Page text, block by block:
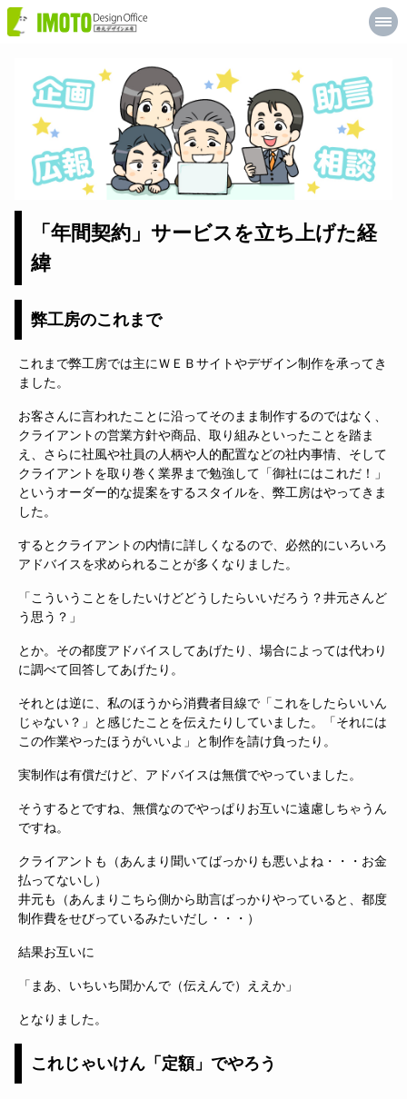
井
デ
「年間契約」サービスを立ち上げた経
緯
弊工房のこれまで
これまで弊工房では主にＷＥＢサイトやデザイン制作を承ってき
ました。
お客さんに言われたことに沿ってそのまま制作するのではなく、
クライアントの営業方針や商品、取り組みといったことを踏ま
え、さらに社風や社員の人柄や人的配置などの社内事情、そして
クライアントを取り巻く業界まで勉強して「御社にはこれだ！」
というオーダー的な提案をするスタイルを、弊工房はやってきま
した。
するとクライアントの内情に詳しくなるので、必然的にいろいろ
アドバイスを求められることが多くなりました。
「こういうことをしたいけどどうしたらいいだろう？井元さんど
う思う？」
とか。その都度アドバイスしてあげたり、場合によっては代わり
に調べて回答してあげたり。
それとは逆に、私のほうから消費者目線で「これをしたらいいん
じゃない？」と感じたことを伝えたりしていました。「それには
この作業やったほうがいいよ」と制作を請け負ったり。
実制作は有償だけど、アドバイスは無償でやっていました。
そうするとですね、無償なのでやっぱりお互いに遠慮しちゃうん
ですね。
クライアントも（あんまり聞いてばっかりも悪いよね・・・お金
払ってないし）
井元も（あんまりこちら側から助言ばっかりやっていると、都度
制作費をせびっているみたいだし・・・）
結果お互いに
「まあ、いちいち聞かんで（伝えんで）ええか」
となりました。
これじゃいけん「定額」でやろう